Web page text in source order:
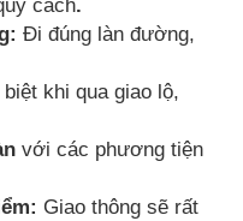
cách.
Đi đúng làn đường,
khi qua giao lộ,
với các phương tiện
Giao thông sẽ rất